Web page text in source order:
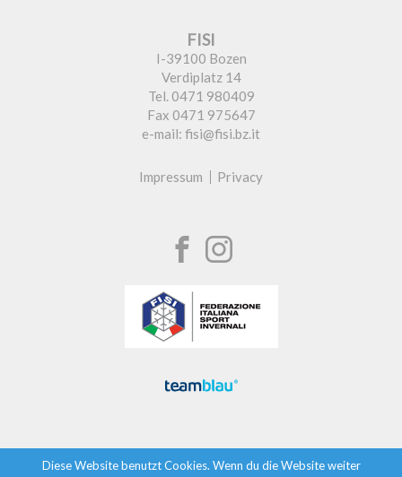
FISI
I-39100 Bozen
Verdiplatz 14
Tel. 0471 980409
Fax 0471 975647
e-mail: fisi@fisi.bz.it
Impressum Privacy
Diese Website benutzt Cookies. Wenn du die Website weiter